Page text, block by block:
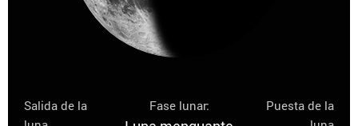
Salida de la
Fase lunar:
Puesta de la